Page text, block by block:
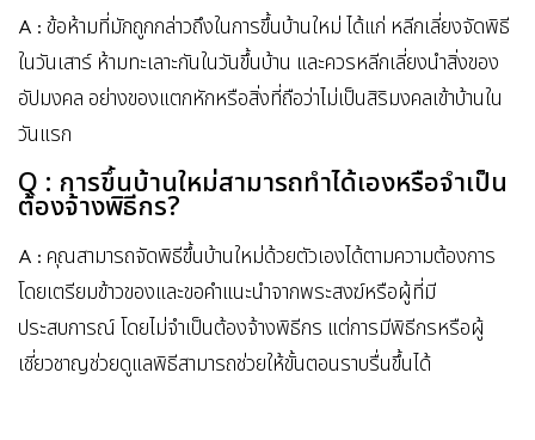
A : ข้อห้ามที่มักถูกกล่าวถึงในการขึ้นบ้านใหม่ ได้แก่ หลีกเลี่ยงจัดพิธี
ในวันเสาร์ ห้ามทะเลาะกันในวันขึ้นบ้าน และควรหลีกเลี่ยงนำสิ่งของ
อัปมงคล อย่างของแตกหักหรือสิ่งที่ถือว่าไม่เป็นสิริมงคลเข้าบ้านใน
วันแรก
Q : การขึ้นบ้านใหม่สามารถทำได้เองหรือจำเป็น
ต้องจ้างพิธีกร?
A : คุณสามารถจัดพิธีขึ้นบ้านใหม่ด้วยตัวเองได้ตามความต้องการ
โดยเตรียมข้าวของและขอคำแนะนำจากพระสงฆ์หรือผู้ที่มี
ประสบการณ์ โดยไม่จำเป็นต้องจ้างพิธีกร แต่การมีพิธีกรหรือผู้
เชี่ยวชาญช่วยดูแลพิธีสามารถช่วยให้ขั้นตอนราบรื่นขึ้นได้